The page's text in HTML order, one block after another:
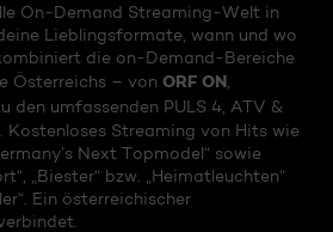
On-Demand Streaming-Welt in
Lieblingsformate, wann und wo
die on-Demand-Bereiche
Österreichs – von ORF ON
den umfassenden PULS 4, ATV &
Kostenloses Streaming von Hits wie
Next Topmodel“ sowie
„Biester“ bzw. „Heimatleuchten“
Ein österreichischer